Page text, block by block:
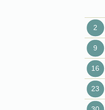
2
9
16
23